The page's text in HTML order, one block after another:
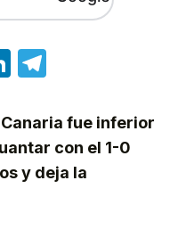
LinkedIn
fue inferior
con el 1-0
y deja la